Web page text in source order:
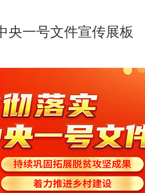
央一号文件宣传展板